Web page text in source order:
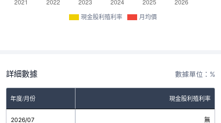
現金股利殖利率 月均價
詳細數據 數據單位：%
年度/月份 現金股利殖利率
2026/07 無